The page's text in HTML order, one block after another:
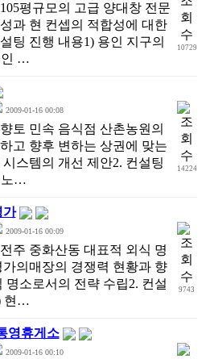
평규모의 고급 양대창 전문
과 현 컨셉의 적합성에 대한
팅 진행 내용1) 용인 지구의
인 …
10729
2009-01-16 00:08
토 민속 음식점 산촌농원의
고 향후 변하는 상권에 맞는
스템의 개선 제안2. 컨설팅
노…
14224
가
2009-01-16 00:09
주 중화산동 대표적 외식 명
의매장의 경쟁력 현황과 향
명소로서의 전략 수립2. 컨설
현…
9743
영휴게소
2009-01-16 00:10